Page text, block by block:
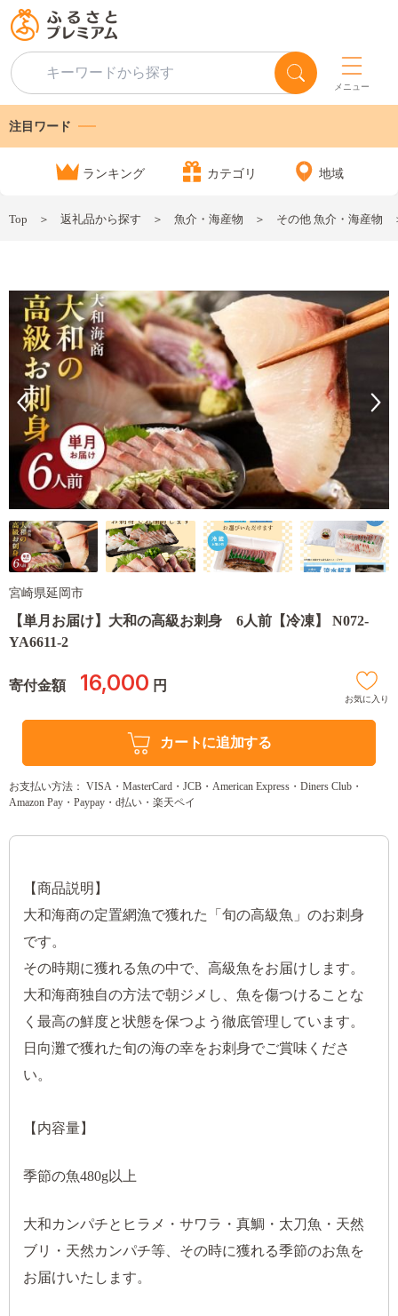
メニュー
注目ワード
ランキング カテゴリ 地域
Top 返礼品から探す 魚介・海産物 その他 魚介・海産物
宮崎県延岡市
【単月お届け】大和の高級お刺身 6人前【冷凍】 N072-
YA6611-2
寄付金額 16,000 円
お気に入り
カートに追加する
お支払い方法： VISA・MasterCard・JCB・American Express・Diners Club・
Amazon Pay・Paypay・d払い・楽天ペイ
【商品説明】
大和海商の定置網漁で獲れた「旬の高級魚」のお刺身
です。
その時期に獲れる魚の中で、高級魚をお届けします。
大和海商独自の方法で朝ジメし、魚を傷つけることな
く最高の鮮度と状態を保つよう徹底管理しています。
日向灘で獲れた旬の海の幸をお刺身でご賞味くださ
い。
【内容量】
季節の魚480g以上
大和カンパチとヒラメ・サワラ・真鯛・太刀魚・天然
ブリ・天然カンパチ等、その時に獲れる季節のお魚を
お届けいたします。